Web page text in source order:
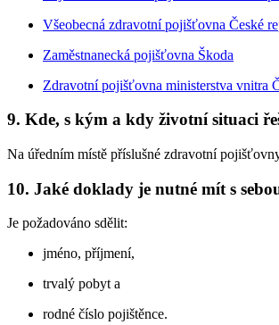
Všeobecná zdravotní pojišťovna České
Zaměstnanecká pojišťovna Škoda
Zdravotní pojišťovna ministerstva vnitra
9. Kde, s kým a kdy životní situaci
Na úředním místě příslušné zdravotní
10. Jaké doklady je nutné mít s
Je požadováno sdělit:
jméno, příjmení,
trvalý pobyt a
rodné číslo pojištěnce.